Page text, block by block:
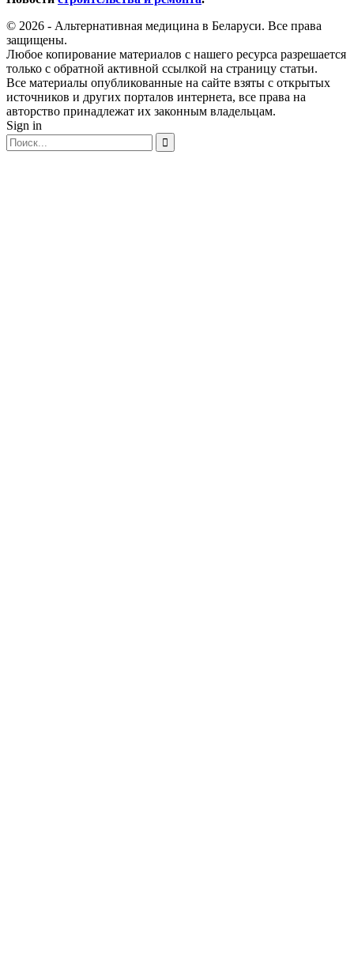
© 2026 - Альтернативная медицина в Беларуси. Все права
защищены.
Любое копирование материалов с нашего ресурса разрешается
только с обратной активной ссылкой на страницу статьи.
Все материалы опубликованные на сайте взяты с открытых
источников и других порталов интернета, все права на
авторство принадлежат их законным владельцам.
Sign in